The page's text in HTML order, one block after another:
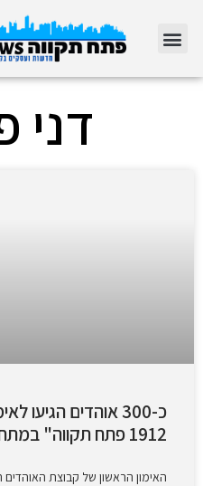
דני
כ-300 אוהדים
1912 פתח תקווה" במתחם האצטדיון